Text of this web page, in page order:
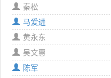
秦松
马爱进
黄永东
吴文惠
陈军